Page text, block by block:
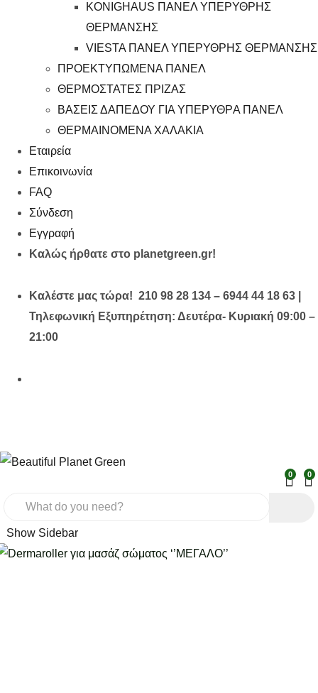
KONIGHAUS ΠΑΝΕΛ ΥΠΕΡΥΘΡΗΣ
ΘΕΡΜΑΝΣΗΣ
VIESTA ΠΑΝΕΛ ΥΠΕΡΥΘΡΗΣ ΘΕΡΜΑΝΣΗΣ
ΠΡΟΕΚΤΥΠΩΜΕΝΑ ΠΑΝΕΛ
ΘΕΡΜΟΣΤΑΤΕΣ ΠΡΙΖΑΣ
ΒΑΣΕΙΣ ΔΑΠΕΔΟΥ ΓΙΑ ΥΠΕΡΥΘΡA ΠΑΝΕΛ
ΘΕΡΜΑΙΝΟΜΕΝΑ ΧΑΛΑΚΙΑ
Εταιρεία
Επικοινωνία
FAQ
Σύνδεση
Εγγραφή
Καλώς ήρθατε στο planetgreen.gr!
Καλέστε μας τώρα! 210 98 28 134 – 6944 44 18 63 |
Τηλεφωνική Εξυπηρέτηση: Δευτέρα- Κυριακή 09:00 –
21:00
0
0
Show Sidebar